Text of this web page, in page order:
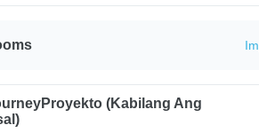
(Kabilang Ang